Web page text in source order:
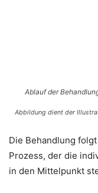
Ablauf der
Abbildung dient der
Die Behandlung
Prozess, der die
in den Mittelpunkt